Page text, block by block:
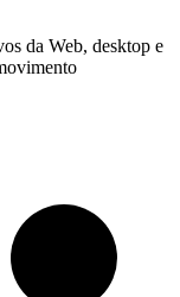
da Web, desktop e